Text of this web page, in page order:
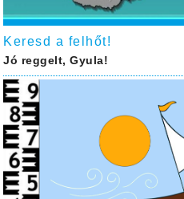
Keresd a felhőt!
Jó reggelt, Gyula!